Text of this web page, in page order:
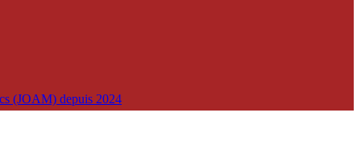
(JOAM) depuis 2024